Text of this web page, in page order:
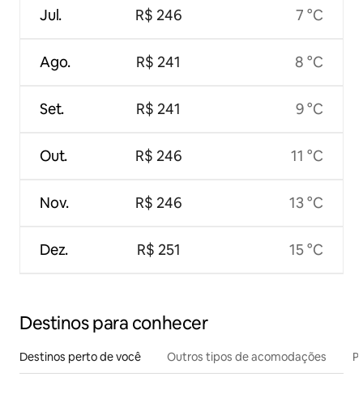
Jul.
Ago.
Set.
Out.
Nov.
Dez.
R$ 246
R$ 241
R$ 241
R$ 246
R$ 246
R$ 251
7 °C
8 °C
9 °C
11 °C
13 °C
15 °C
Destinos para conhecer
Destinos perto de você Outros tipos de acomodações